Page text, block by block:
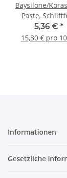
Baysilone/
Paste,
hochviskos,
5,36 € *
15,30 € pro
Informationen
Gesetzliche